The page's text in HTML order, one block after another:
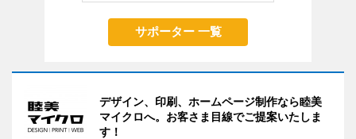
サポーター 一覧
デザイン、印刷、ホームページ制作なら睦美
マイクロへ。お客さま目線でご提案いたしま
す！